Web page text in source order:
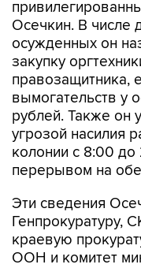
Осечкин. В числе
осужденных он
закупку
правозащитника,
вымогательств у
рублей. Также он
угрозой насилия
колонии с 8:00
перерывом на
Эти сведения
Генпрокуратуру,
краевую
ООН и комитет